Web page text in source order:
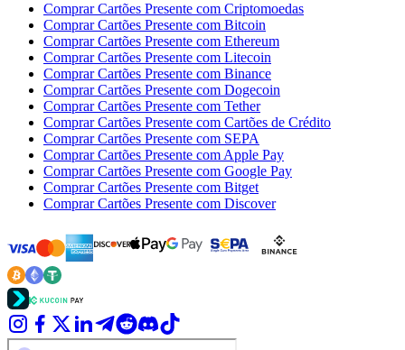
Comprar Cartões Presente com Criptomoedas
Comprar Cartões Presente com Bitcoin
Comprar Cartões Presente com Ethereum
Comprar Cartões Presente com Litecoin
Comprar Cartões Presente com Binance
Comprar Cartões Presente com Dogecoin
Comprar Cartões Presente com Tether
Comprar Cartões Presente com Cartões de Crédito
Comprar Cartões Presente com SEPA
Comprar Cartões Presente com Apple Pay
Comprar Cartões Presente com Google Pay
Comprar Cartões Presente com Bitget
Comprar Cartões Presente com Discover